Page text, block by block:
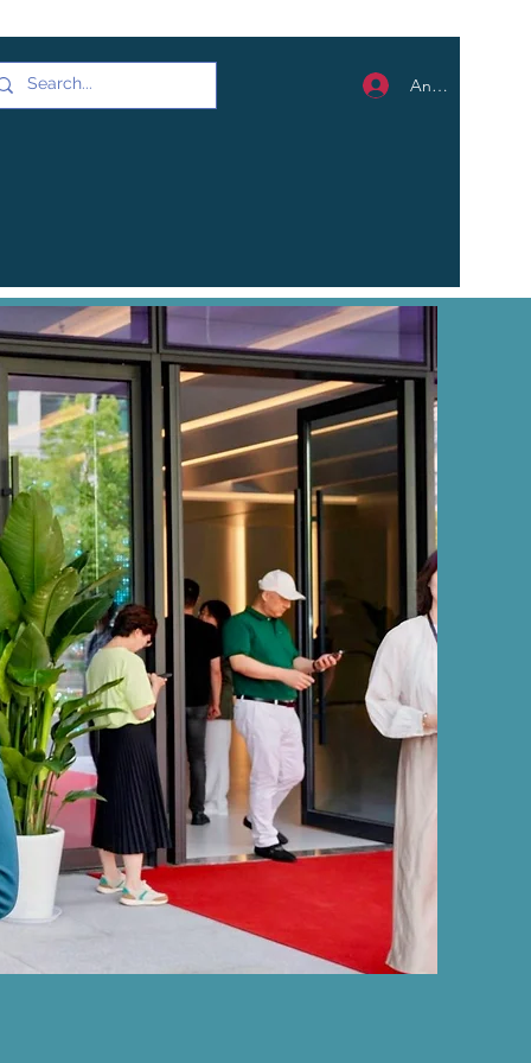
Anmelden